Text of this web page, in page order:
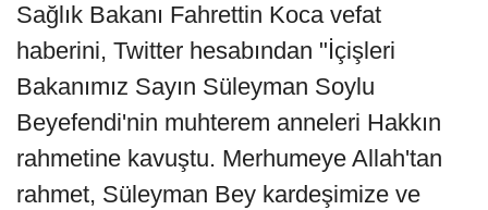
Sağlık Bakanı Fahrettin Koca vefat
haberini, Twitter hesabından "İçişleri
Bakanımız Sayın Süleyman Soylu
Beyefendi'nin muhterem anneleri Hakkın
rahmetine kavuştu. Merhumeye Allah'tan
rahmet, Süleyman Bey kardeşimize ve